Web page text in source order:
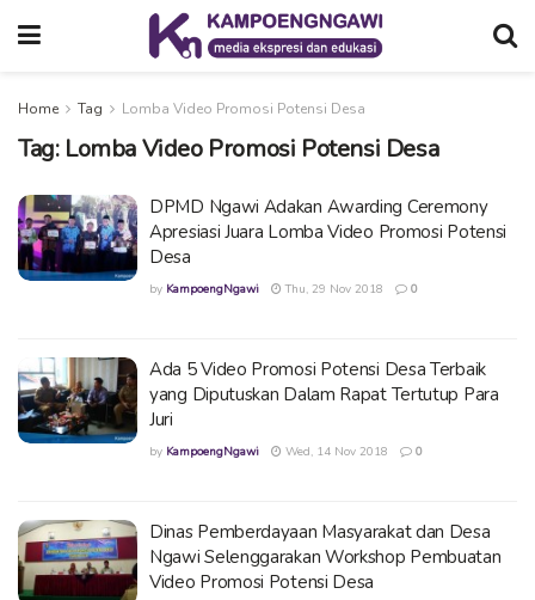
Home Tag Lomba Video Promosi Potensi Desa
Tag: Lomba Video Promosi Potensi Desa
DPMD Ngawi Adakan Awarding Ceremony
Apresiasi Juara Lomba Video Promosi Potensi
Desa
by KampoengNgawi Thu, 29 Nov 2018 0
Ada 5 Video Promosi Potensi Desa Terbaik
yang Diputuskan Dalam Rapat Tertutup Para
Juri
by KampoengNgawi Wed, 14 Nov 2018 0
Dinas Pemberdayaan Masyarakat dan Desa
Ngawi Selenggarakan Workshop Pembuatan
Video Promosi Potensi Desa